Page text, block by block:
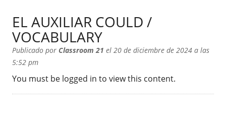
EL AUXILIAR COULD /
VOCABULARY
Publicado por Classroom 21 el 20 de diciembre de 2024 a las
5:52 pm
You must be logged in to view this content.